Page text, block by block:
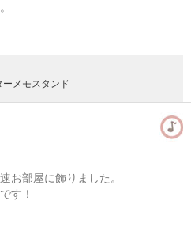
ーメモスタンド
お部屋に飾りました。
す！